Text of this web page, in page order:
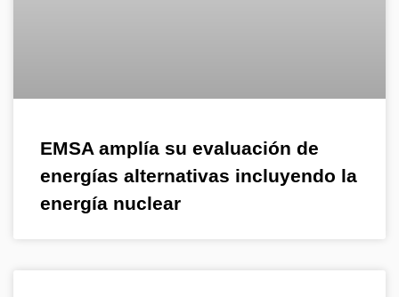
EMSA amplía su evaluación de
energías alternativas incluyendo la
energía nuclear